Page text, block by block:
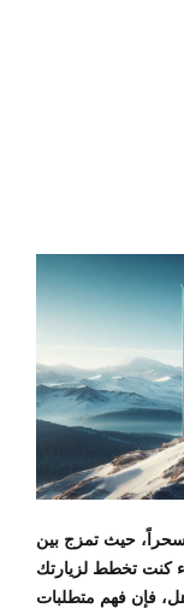
حيث تمزج بين
كنت تخطط لزيارتك
فإن فهم متطلبات